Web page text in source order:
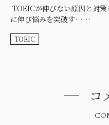
TOEICが伸びない原因と対
に伸び悩みを突破す……
TOEIC
コ